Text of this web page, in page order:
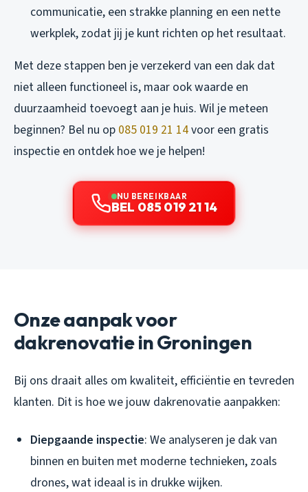
communicatie, een strakke planning en een nette
werkplek, zodat jij je kunt richten op het resultaat.
Met deze stappen ben je verzekerd van een dak dat
niet alleen functioneel is, maar ook waarde en
duurzaamheid toevoegt aan je huis. Wil je meteen
beginnen? Bel nu op 085 019 21 14voor een gratis
inspectie en ontdek hoe we je helpen!
NU BEREIKBAAR
BEL 085 019 21 14
Onze aanpak voor
dakrenovatie in Groningen
Bij ons draait alles om kwaliteit, efficiëntie en tevreden
klanten. Dit is hoe we jouw dakrenovatie aanpakken:
Diepgaande inspectie: We analyseren je dak van
binnen en buiten met moderne technieken, zoals
drones, wat ideaal is in drukke wijken.